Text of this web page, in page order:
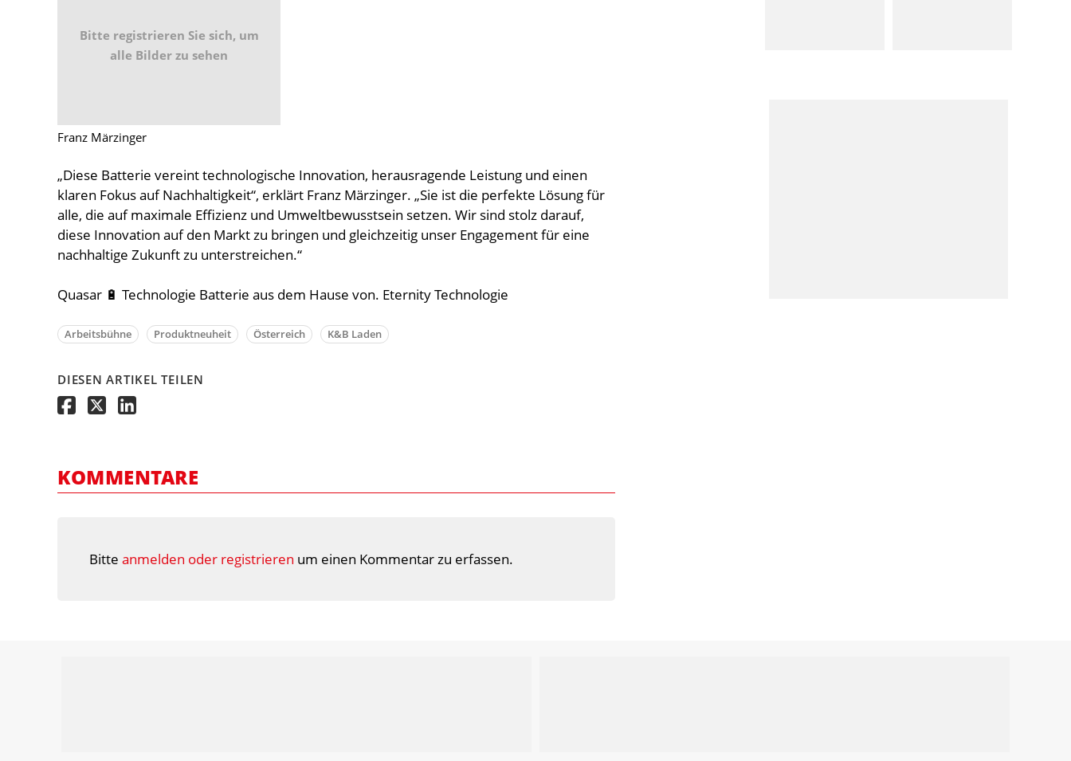
Bitte registrieren Sie sich, um
alle Bilder zu sehen
Franz Märzinger
„Diese Batterie vereint technologische Innovation, herausragende Leistung und einen
klaren Fokus auf Nachhaltigkeit“, erklärt Franz Märzinger. „Sie ist die perfekte Lösung für
alle, die auf maximale Effizienz und Umweltbewusstsein setzen. Wir sind stolz darauf,
diese Innovation auf den Markt zu bringen und gleichzeitig unser Engagement für eine
nachhaltige Zukunft zu unterstreichen.“
Quasar 🔋 Technologie Batterie aus dem Hause von. Eternity Technologie
Arbeitsbühne Produktneuheit Österreich K&B Laden
DIESEN ARTIKEL TEILEN
KOMMENTARE
Bitte anmelden oder registrieren um einen Kommentar zu erfassen.